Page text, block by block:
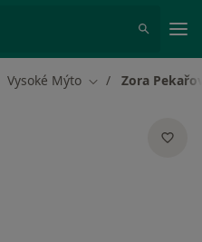
Vysoké Mýto Změna města
Zora